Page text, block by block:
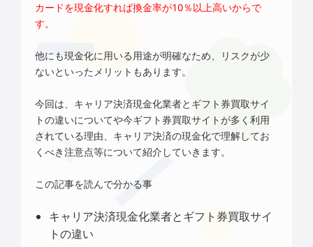
カードを現金化すれば換金率が10％以上高いからで
す。
他にも現金化に用いる用途が明確なため、リスクが少
ないといったメリットもあります。
今回は、 キャリア決済現金化業者とギフト券買取サイ
トの違いについてや今ギフト券買取サイトが多く利用
されている理由、キャリア決済の現金化で理解してお
くべき注意点等について紹介していきます。
この記事を読んで分かる事
キャリア決済現金化業者とギフト券買取サイ
トの違い